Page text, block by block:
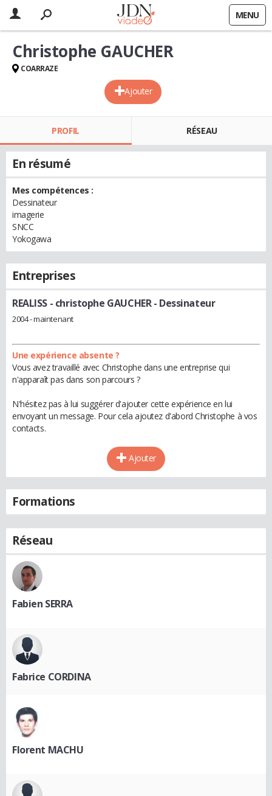
MENU
Ajouter
Christophe GAUCHER
COARRAZE
PROFIL RÉSEAU
En résumé
Mes compétences :
Dessinateur
imagerie
SNCC
Yokogawa
Entreprises
REALISS - christophe GAUCHER- Dessinateur
2004 - maintenant
Une expérience absente ?
Vous avez travaillé avec Christophe dans une entreprise qui
n'apparaît pas dans son parcours ?
N'hésitez pas à lui suggérer d'ajouter cette expérience en lui
envoyant un message. Pour cela ajoutez d'abord Christophe à vos
contacts.
Ajouter
Formations
Réseau
Fabien SERRA
Fabrice CORDINA
Florent MACHU